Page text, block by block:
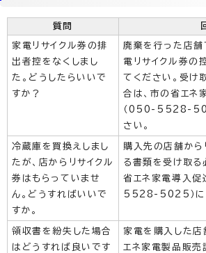
質問
家電リサイクル券の排
出者控をなくしまし
た。どうしたらいいで
すか？
廃棄を行った店舗
電リサイクル券の
てください。受け
合は、市の省エネ
（050-5528-
さい。
冷蔵庫を買換えしまし
たが、店からリサイクル
券はもらっていませ
ん。どうすればいいで
すか。
購入先の店舗から
る書類を受け取る
省エネ家電導入
5528-5025）に
領収書を紛失した場合
はどうすれば良いです
家電を購入した店
エネ家電製品販売